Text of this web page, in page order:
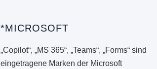
*MICROSOFT
„Copilot“, „MS 365“, „Teams“, „Forms“ sind
eingetragene Marken der Microsoft